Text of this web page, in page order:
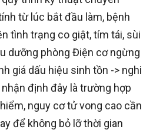
từ lúc bắt đầu làm, bệnh
tình trạng co giật, tím tái, sùi
dưỡng phòng Điện cơ ngừng
giá dấu hiệu sinh tồn -> nghi
định đây là trường hợp
nguy cơ tử vong cao cần
để không bỏ lỡ thời gian